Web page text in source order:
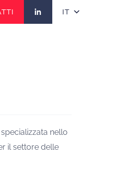
IT
nello
il settore delle